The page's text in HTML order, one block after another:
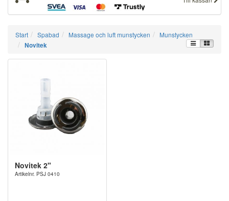
Start Spabad Massage och luft munstycken
Munstycken
Novitek
Novitek 2"
Artikelnr. PSJ 0410